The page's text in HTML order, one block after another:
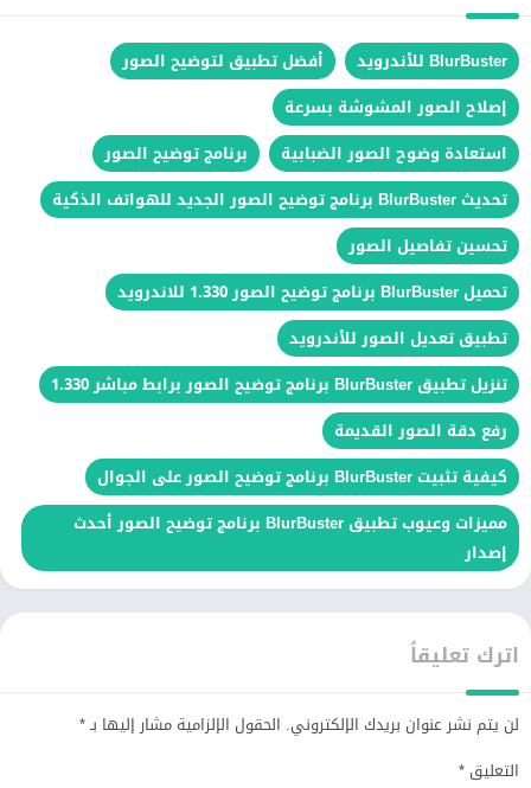
BlurBuster للأندرويد
أفضل تطبيق لتوضيح الصور
إصلاح الصور المشوشة بسرعة
استعادة وضوح الصور الضبابية
برنامج توضيح الصور
تحديث BlurBuster برنامج توضيح الصور الجديد للهواتف الذكية
تحسين تفاصيل الصور
تحميل BlurBuster برنامج توضيح الصور 1.330 للاندرويد
تطبيق تعديل الصور للأندرويد
تنزيل تطبيق BlurBuster برنامج توضيح الصور برابط مباشر 1.330
رفع دقة الصور القديمة
كيفية تثبيت BlurBuster برنامج توضيح الصور على الجوال
مميزات وعيوب تطبيق BlurBuster برنامج توضيح الصور أحدث
إصدار
اترك تعليقاً
لن يتم نشر عنوان بريدك الإلكتروني. الحقول الإلزامية مشار إليها بـ*
التعليق *